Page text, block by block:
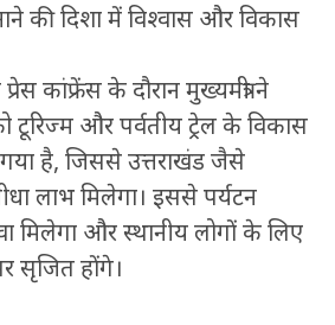
की दिशा में विश्वास और विकास
कांफ्रेंस के दौरान मुख्यमंत्री ने
और पर्वतीय ट्रेल के विकास
गया है, जिससे उत्तराखंड जैसे
लाभ मिलेगा। इससे पर्यटन
मिलेगा और स्थानीय लोगों के लिए
सृजित होंगे।